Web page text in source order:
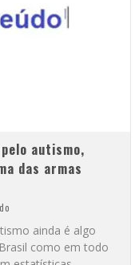
autismo,
das armas
ainda é algo
como em todo